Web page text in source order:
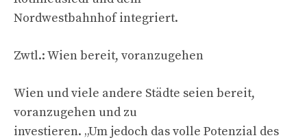
Nordwestbahnhof integriert.
Zwtl.: Wien bereit, voranzugehen
Wien und viele andere Städte seien bereit,
voranzugehen und zu
investieren. „Um jedoch das volle Potenzial des